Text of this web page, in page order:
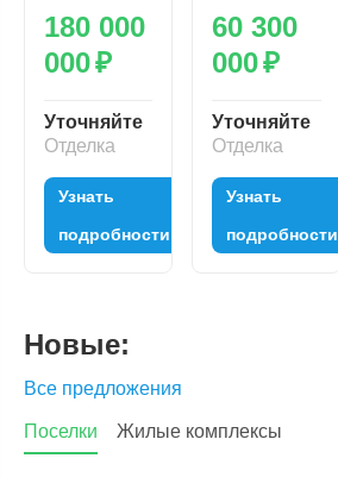
Отделка
Уточняйте
180 000
000₽
Узнать
подробности
Отделка
Уточняйте
60 300
000₽
Узнать
подробности
Новые:
Поселки Жилые комплексы
Все предложения